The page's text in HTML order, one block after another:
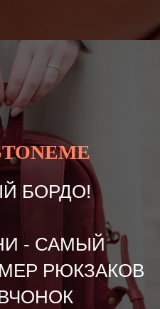
БОРДО!
- САМЫЙ
РЮКЗАКОВ